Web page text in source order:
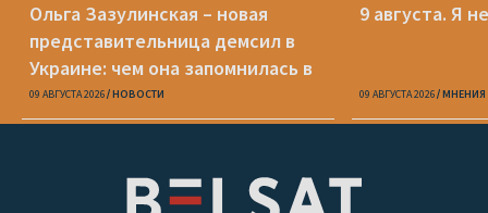
Ольга Зазулинская – новая
представительница демсил в
Украине: чем она запомнилась в
ОПК
09 АВГУСТА 2026 НОВОСТИ
9 августа. Я
09 АВГУСТА 2026 МНЕНИЯ